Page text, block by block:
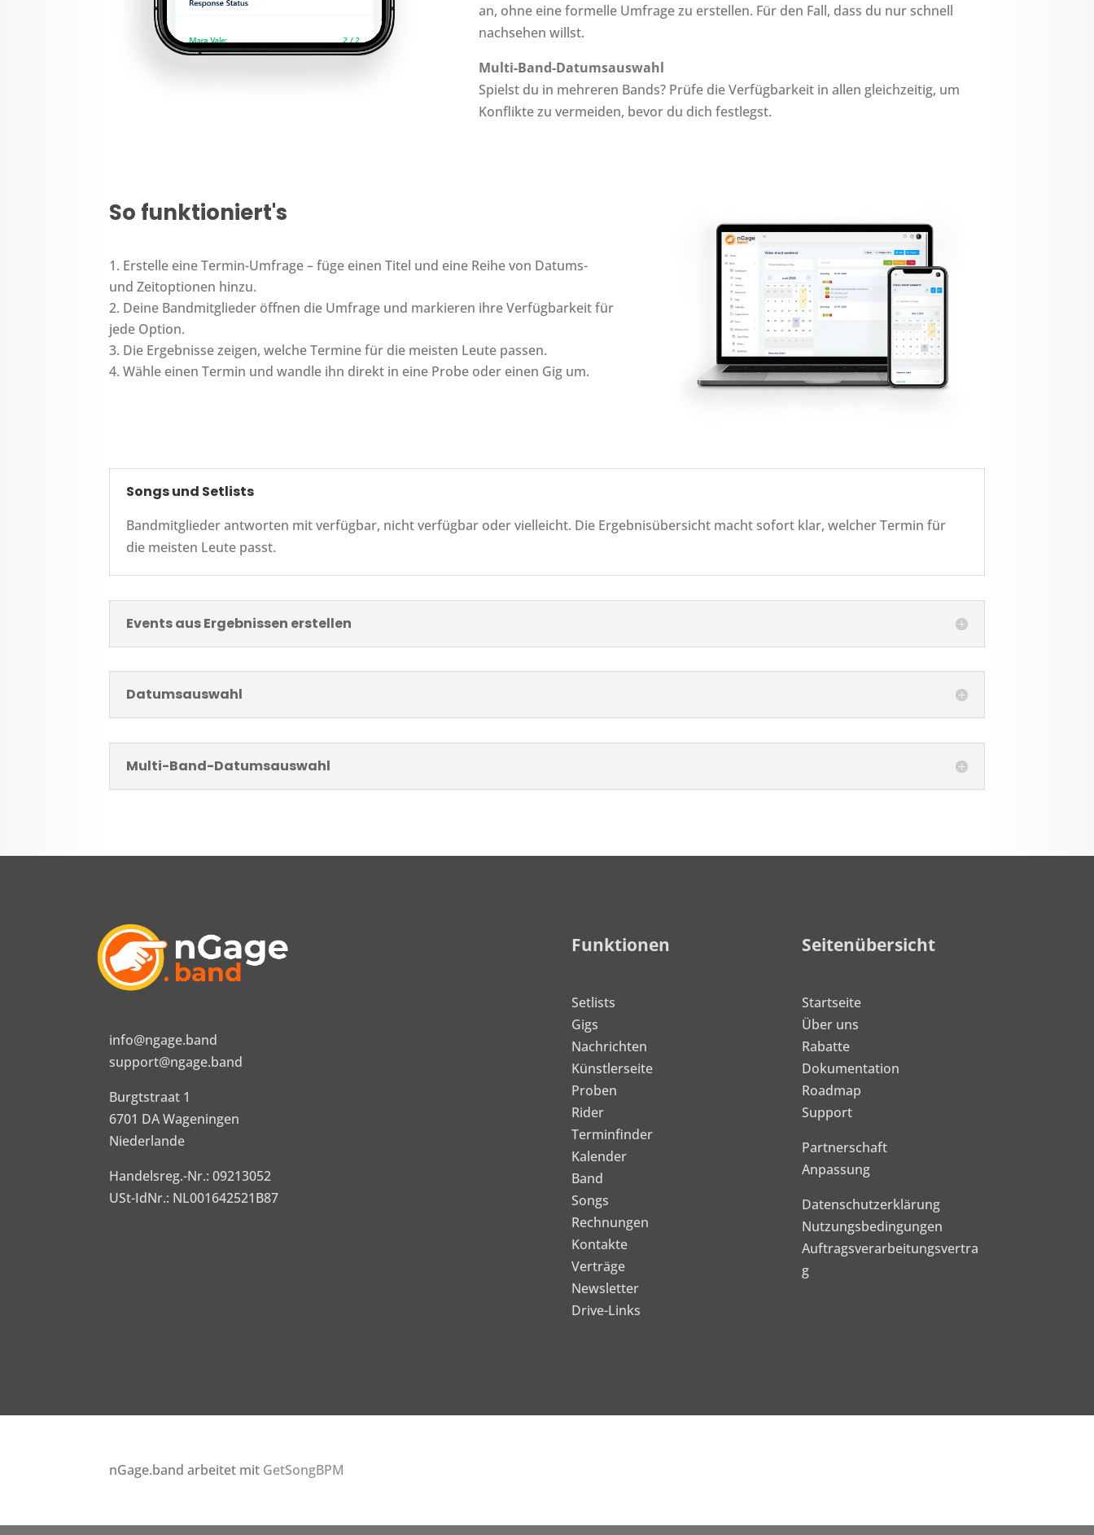
an, ohne eine formelle Umfrage zu erstellen. Für den Fall, dass du nur schnell
nachsehen willst.
Multi-Band-Datumsauswahl
Spielst du in mehreren Bands? Prüfe die Verfügbarkeit in allen gleichzeitig, um
Konflikte zu vermeiden, bevor du dich festlegst.
So funktioniert's
Erstelle eine Termin-Umfrage – füge einen Titel und eine Reihe von Datums-
und Zeitoptionen hinzu.
Deine Bandmitglieder öffnen die Umfrage und markieren ihre Verfügbarkeit für
jede Option.
Die Ergebnisse zeigen, welche Termine für die meisten Leute passen.
Wähle einen Termin und wandle ihn direkt in eine Probe oder einen Gig um.
Songs und Setlists
Bandmitglieder antworten mit verfügbar, nicht verfügbar oder vielleicht. Die Ergebnisübersicht macht sofort klar, welcher Termin für
die meisten Leute passt.
Events aus Ergebnissen erstellen
Datumsauswahl
Multi-Band-Datumsauswahl
info@ngage.band
support@ngage.band
Burgtstraat 1
6701 DA Wageningen
Niederlande
Handelsreg.-Nr.: 09213052
USt-IdNr.: NL001642521B87
Funktionen
Setlists
Gigs
Nachrichten
Künstlerseite
Proben
Rider
Terminfinder
Kalender
Band
Songs
Rechnungen
Kontakte
Verträge
Newsletter
Drive-Links
Seitenübersicht
Startseite
Über uns
Rabatte
Dokumentation
Roadmap
Support
Partnerschaft
Anpassung
Datenschutzerklärung
Nutzungsbedingungen
Auftragsverarbeitungsvertra
g
nGage.band arbeitet mit GetSongBPM